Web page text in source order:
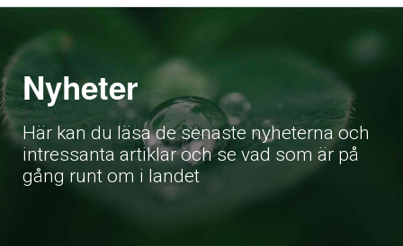
Nyheter
Här kan du läsa de senaste nyheterna och
intressanta artiklar och se vad som är på
gång runt om i landet